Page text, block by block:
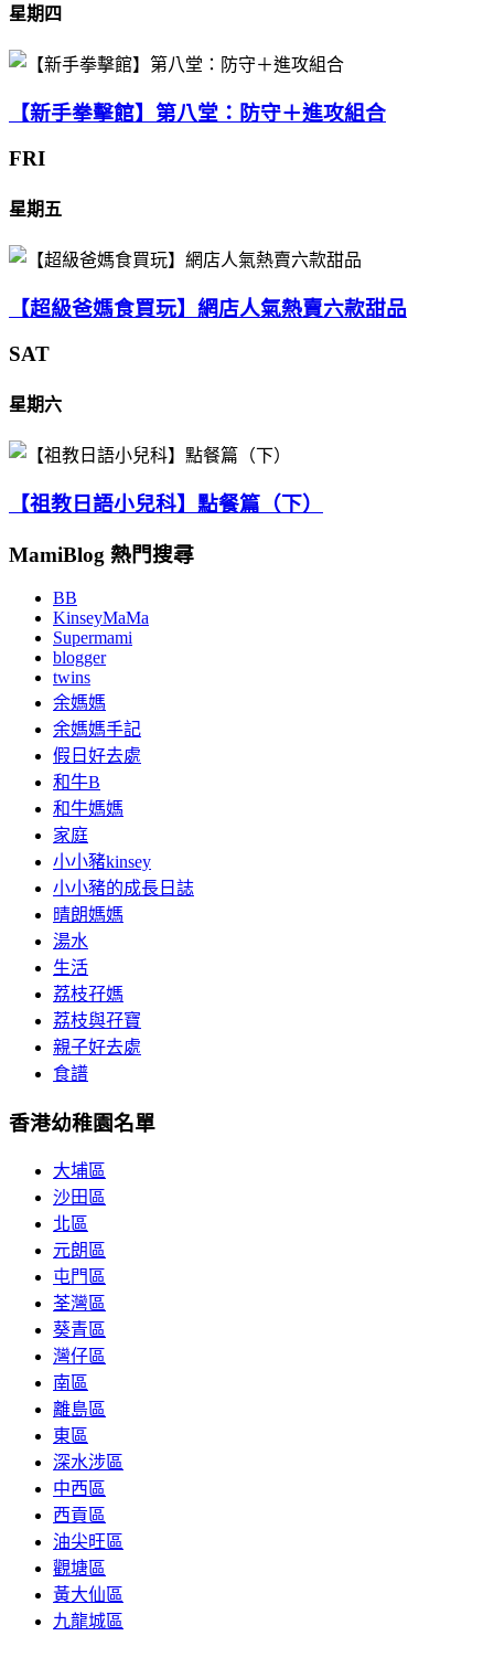
星期四
【新手拳擊館】第八堂：防守＋進攻組合
FRI
星期五
【超級爸媽食買玩】網店人氣熱賣六款甜品
SAT
星期六
【祖教日語小兒科】點餐篇（下）
MamiBlog 熱門搜尋
BB
KinseyMaMa
Supermami
blogger
twins
余媽媽
余媽媽手記
假日好去處
和牛B
和牛媽媽
家庭
小小豬kinsey
小小豬的成長日誌
晴朗媽媽
湯水
生活
荔枝孖媽
荔枝與孖寶
親子好去處
食譜
香港幼稚園名單
大埔區
沙田區
北區
元朗區
屯門區
荃灣區
葵青區
灣仔區
南區
離島區
東區
深水涉區
中西區
西貢區
油尖旺區
觀塘區
黃大仙區
九龍城區